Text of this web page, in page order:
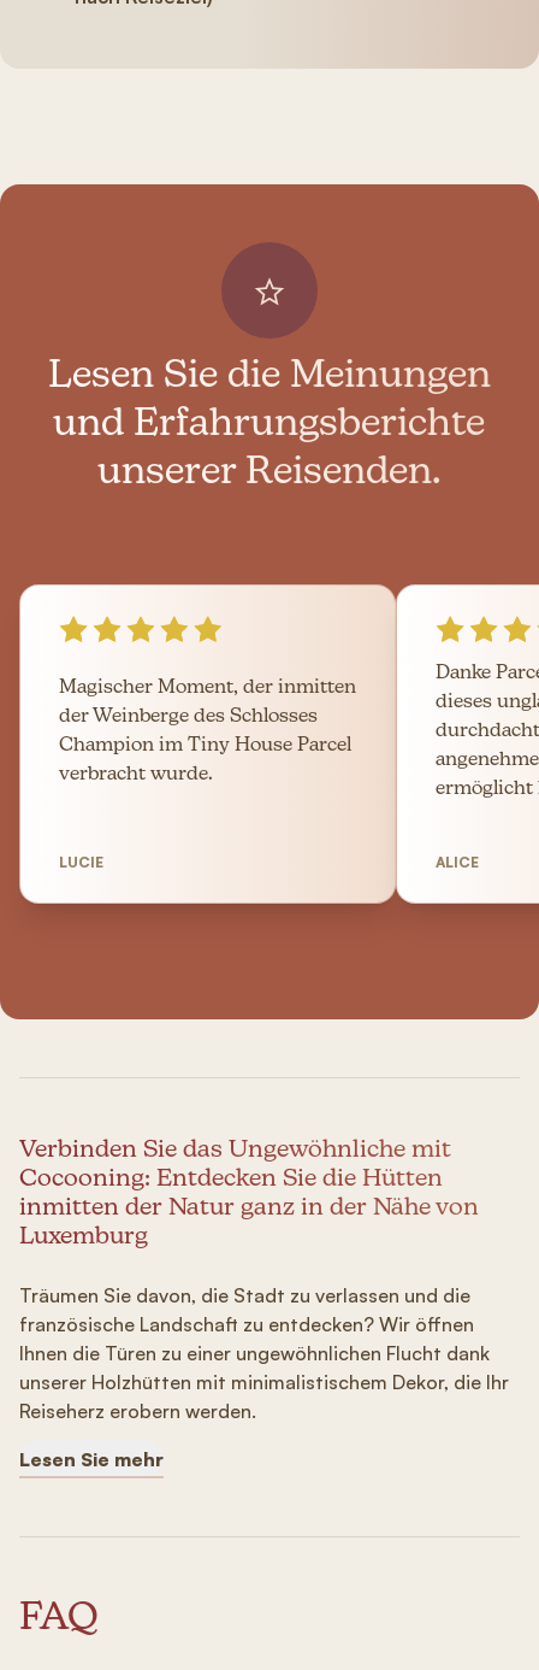
Lesen Sie die Meinungen
und Erfahrungsberichte
unserer Reisenden.
Magischer Moment, der inmitten
der Weinberge des Schlosses
Champion im Tiny House Parcel
verbracht wurde.
LUCIE
Danke
dieses
ermöglicht
ALICE
Verbinden Sie das Ungewöhnliche mit
Cocooning: Entdecken Sie die Hütten
inmitten der Natur ganz in der Nähe von
Luxemburg
Träumen Sie davon, die Stadt zu verlassen und die
französische Landschaft zu entdecken? Wir öffnen
Ihnen die Türen zu einer ungewöhnlichen Flucht dank
unserer Holzhütten mit minimalistischem Dekor, die Ihr
Reiseherz erobern werden.
Lesen Sie mehr
FAQ